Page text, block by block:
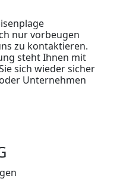
nur vorbeugen
zu kontaktieren.
steht Ihnen mit
sich wieder sicher
Unternehmen